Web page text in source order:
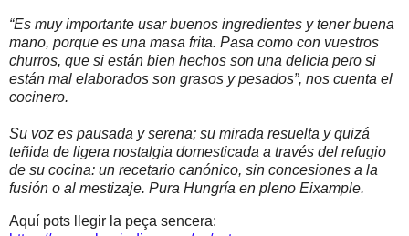
“Es muy importante usar buenos ingredientes y tener buena
mano, porque es una masa frita. Pasa como con vuestros
churros, que si están bien hechos son una delicia pero si
están mal elaborados son grasos y pesados”, nos cuenta el
cocinero.
Su voz es pausada y serena; su mirada resuelta y quizá
teñida de ligera nostalgia domesticada a través del refugio
de su cocina: un recetario canónico, sin concesiones a la
fusión o al mestizaje. Pura Hungría en pleno Eixample.
Aquí pots llegir la peça sencera: